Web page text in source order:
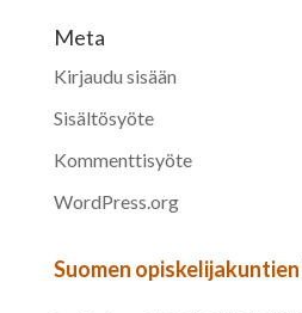
Meta
Kirjaudu sisään
Sisältösyöte
Kommenttisyöte
WordPress.org
Suomen